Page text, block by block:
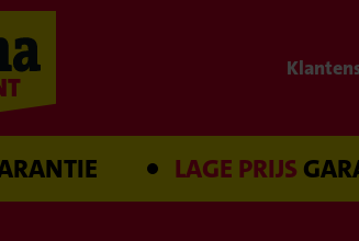
LAGE PRIJS